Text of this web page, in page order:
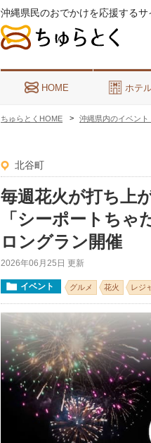
沖縄県民のおでかけを応援するサ
HOME ホテ
ちゅらとくHOME 沖縄県内のイベント
北谷町
毎週花火が打ち上
「シーポートち
ロングラン開催
2026年06月25日 更新
イベント グルメ 花火 レジ